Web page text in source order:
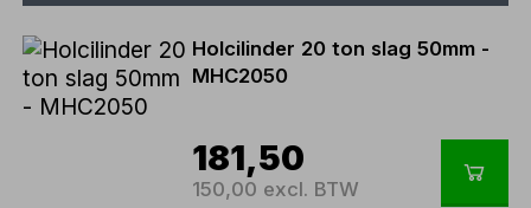
Holcilinder 20 ton slag 50mm -
MHC2050
181,50
150,00 excl. BTW